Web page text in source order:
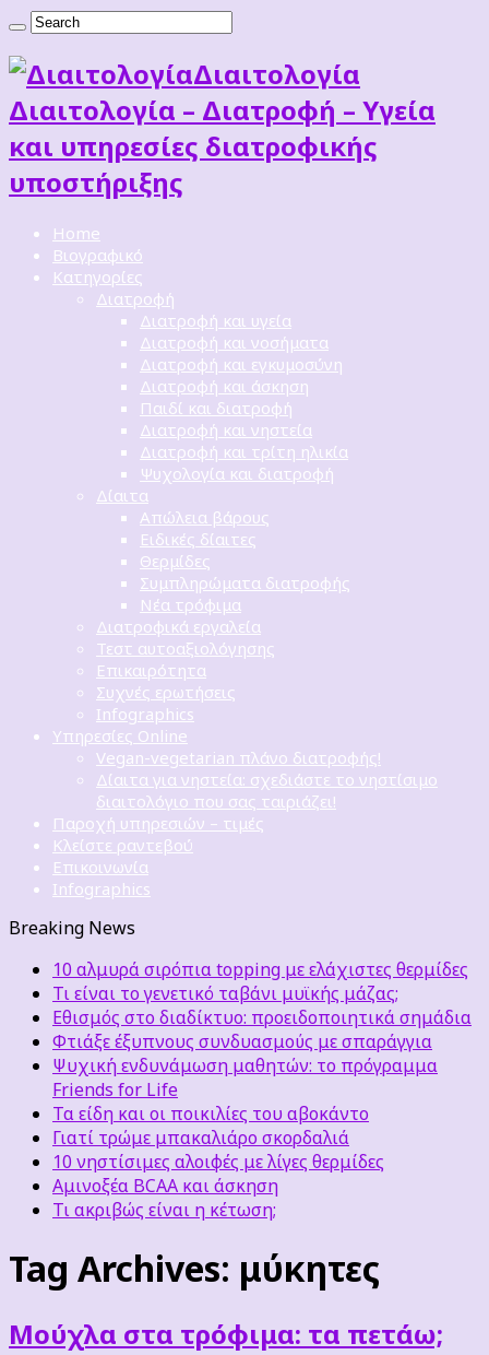
Διαιτoλογία
Διαιτολογία – Διατροφή – Υγεία
και υπηρεσίες διατροφικής
υποστήριξης
Home
Βιογραφικό
Κατηγορίες
Διατροφή
Διατροφή και υγεία
Διατροφή και νοσήματα
Διατροφή και εγκυμοσύνη
Διατροφή και άσκηση
Παιδί και διατροφή
Διατροφή και νηστεία
Διατροφή και τρίτη ηλικία
Ψυχολογία και διατροφή
Δίαιτα
Απώλεια βάρους
Ειδικές δίαιτες
Θερμίδες
Συμπληρώματα διατροφής
Νέα τρόφιμα
Διατροφικά εργαλεία
Τεστ αυτοαξιολόγησης
Επικαιρότητα
Συχνές ερωτήσεις
Infographics
Υπηρεσίες Online
Vegan-vegetarian πλάνο διατροφής!
Δίαιτα για νηστεία: σχεδιάστε το νηστίσιμο
διαιτολόγιο που σας ταιριάζει!
Παροχή υπηρεσιών – τιμές
Κλείστε ραντεβού
Επικοινωνία
Infographics
Breaking News
10 αλμυρά σιρόπια topping με ελάχιστες θερμίδες
Τι είναι το γενετικό ταβάνι μυϊκής μάζας;
Εθισμός στο διαδίκτυο: προειδοποιητικά σημάδια
Φτιάξε έξυπνους συνδυασμούς με σπαράγγια
Ψυχική ενδυνάμωση μαθητών: το πρόγραμμα
Friends for Life
Τα είδη και οι ποικιλίες του αβοκάντο
Γιατί τρώμε μπακαλιάρο σκορδαλιά
10 νηστίσιμες αλοιφές με λίγες θερμίδες
Αμινοξέα BCAA και άσκηση
Τι ακριβώς είναι η κέτωση;
Tag Archives: μύκητες
Μούχλα στα τρόφιμα: τα πετάω;